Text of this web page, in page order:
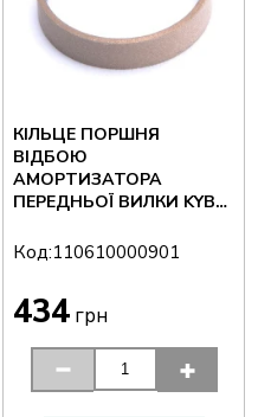
КІЛЬЦЕ ПОРШНЯ
ВІДБОЮ
АМОРТИЗАТОРА
ПЕРЕДНЬОЇ ВИЛКИ KYB
Код:110610000901
434 грн